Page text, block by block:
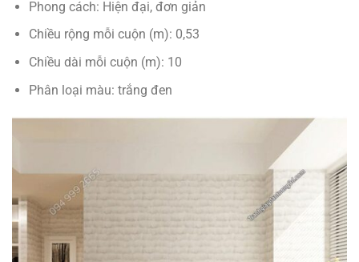
Phong cách: Hiện đại, đơn giản
Chiều rộng mỗi cuộn (m): 0,53
Chiều dài mỗi cuộn (m): 10
Phân loại màu: trắng đen